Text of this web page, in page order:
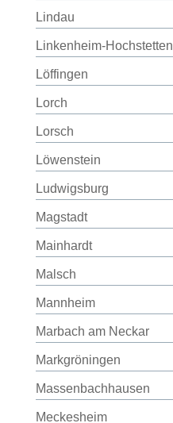
Lindau
Linkenheim-Hochstetten
Löffingen
Lorch
Lorsch
Löwenstein
Ludwigsburg
Magstadt
Mainhardt
Malsch
Mannheim
Marbach am Neckar
Markgröningen
Massenbachhausen
Meckesheim